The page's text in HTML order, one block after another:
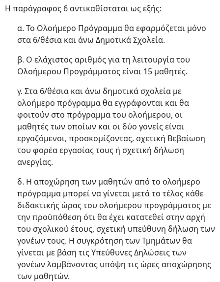
Η παράγραφος 6 αντικαθίσταται ως εξής:
α. Το Ολοήμερο Πρόγραμμα θα εφαρμόζεται μόνο
στα 6/θέσια και άνω Δημοτικά Σχολεία.
β. Ο ελάχιστος αριθμός για τη λειτουργία του
Ολοήμερου Προγράμματος είναι 15 μαθητές.
γ. Στα 6/θέσια και άνω δημοτικά σχολεία με
ολοήμερο πρόγραμμα θα εγγράφονται και θα
φοιτούν στο πρόγραμμα του ολοήμερου, οι
μαθητές των οποίων και οι δύο γονείς είναι
εργαζόμενοι, προσκομίζοντας, σχετική Βεβαίωση
του φορέα εργασίας τους ή σχετική δήλωση
ανεργίας.
δ. Η αποχώρηση των μαθητών από το ολοήμερο
πρόγραμμα μπορεί να γίνεται μετά το τέλος κάθε
διδακτικής ώρας του ολοήμερου προγράμματος με
την προϋπόθεση ότι θα έχει κατατεθεί στην αρχή
του σχολικού έτους, σχετική υπεύθυνη δήλωση των
γονέων τους. Η συγκρότηση των Τμημάτων θα
γίνεται με βάση τις Υπεύθυνες Δηλώσεις των
γονέων λαμβάνοντας υπόψη τις ώρες αποχώρησης
των μαθητών.